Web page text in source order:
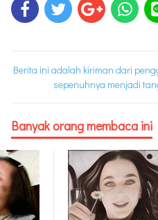
Berita ini adalah kiriman dari
sepenuhnya menjadi
Banyak orang membaca ini